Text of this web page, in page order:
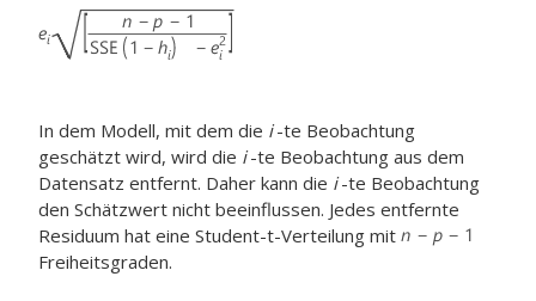
In dem Modell, mit dem die i -te Beobachtung
geschätzt wird, wird die i -te Beobachtung aus dem
Datensatz entfernt. Daher kann die i -te Beobachtung
den Schätzwert nicht beeinflussen. Jedes entfernte
Residuum hat eine Student-t-Verteilung mit
Freiheitsgraden.